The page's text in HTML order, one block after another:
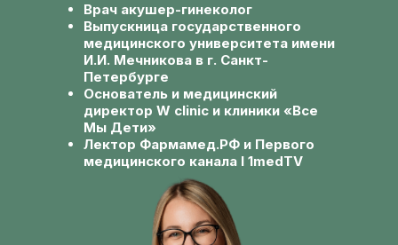
ЗАРЕГИСТРИРОВАТЬСЯ
Врач акушер-гинеколог
Выпускница государственного
медицинского университета имени
И.И. Мечникова в г. Санкт-
Петербурге
Основатель и медицинский
директор W clinic и клиники «Все
Мы Дети»
Лектор Фармамед.РФ и Первого
медицинского канала I 1medTV